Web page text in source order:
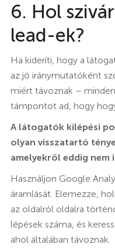
6. Hol
lead-ek?
Ha kideríti, hogy a
az jó iránymutatóként
miért távoznak –
támpontot ad, hogy
A látogatók kilépési
olyan visszatartó
amelyekről eddig nem
Használjon Google
áramlását. Elemezze,
az oldalról oldalra
lépések száma, és
ahol általában távoznak.